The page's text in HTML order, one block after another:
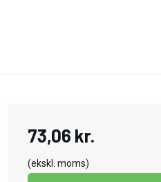
73,06 kr.
(ekskl. moms)